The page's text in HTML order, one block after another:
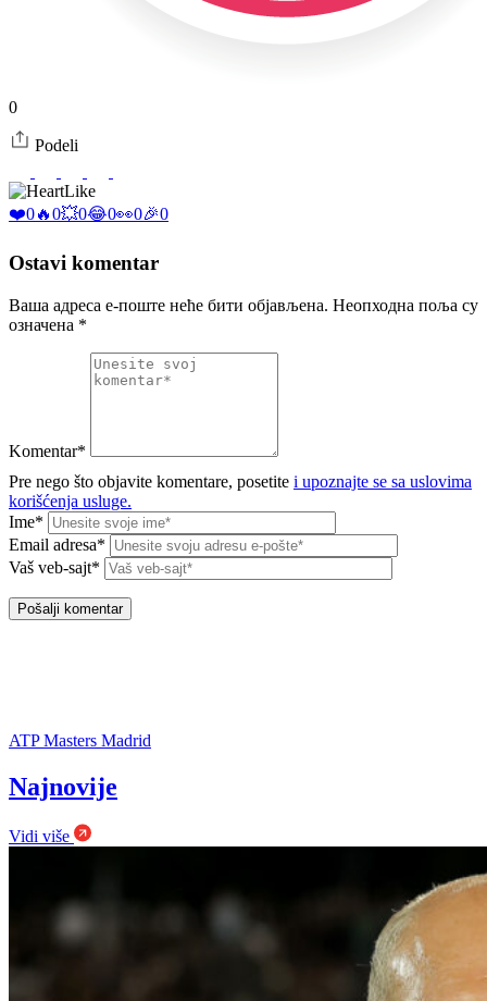
0
Podeli
Like
❤️0🔥0💥0😂0👀0🎉0
Ostavi komentar
Ваша адреса е-поште неће бити објављена. Неопходна поља су
означена *
Komentar*
Pre nego što objavite komentare, posetite i upoznajte se sa uslovima
korišćenja usluge.
Ime*
Email adresa*
Vaš veb-sajt*
ATP Masters Madrid
Najnovije
Vidi više